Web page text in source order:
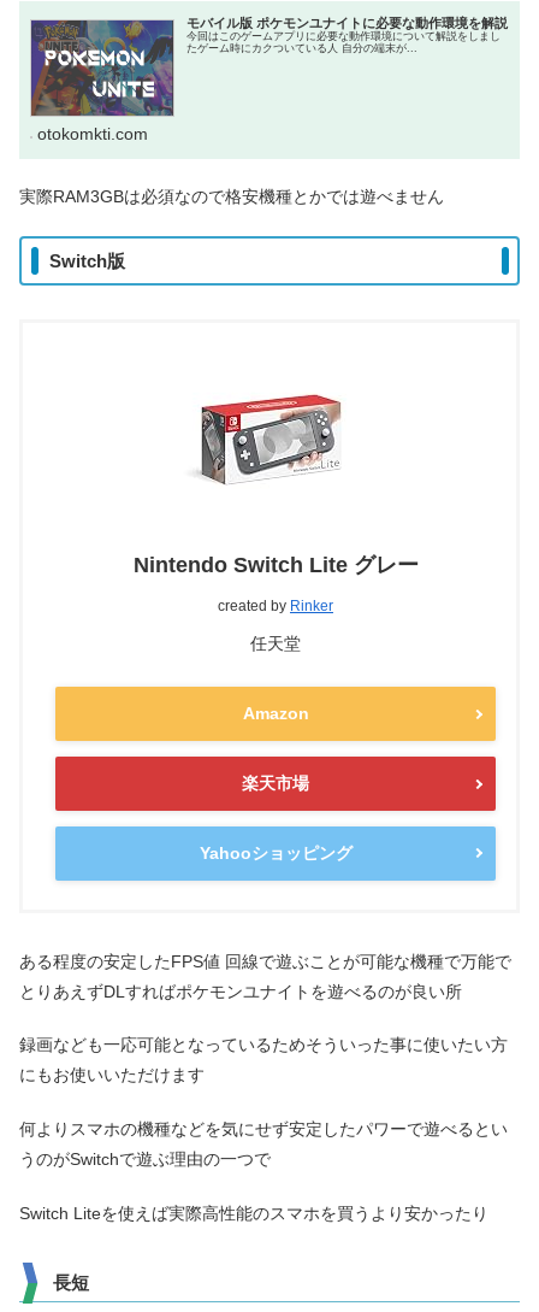
モバイル版 ポケモンユナイトに必要な動作環境を解説
今回はこのゲームアプリに必要な動作環境について解説をしまし
たゲーム時にカクついている人 自分の端末が...
otokomkti.com
実際RAM3GBは必須なので格安機種とかでは遊べません
Switch版
Nintendo Switch Lite グレー
created by Rinker
任天堂
Amazon
楽天市場
Yahooショッピング
ある程度の安定したFPS値 回線で遊ぶことが可能な機種で万能で
とりあえずDLすればポケモンユナイトを遊べるのが良い所
録画なども一応可能となっているためそういった事に使いたい方
にもお使いいただけます
何よりスマホの機種などを気にせず安定したパワーで遊べるとい
うのがSwitchで遊ぶ理由の一つで
Switch Liteを使えば実際高性能のスマホを買うより安かったり
長短